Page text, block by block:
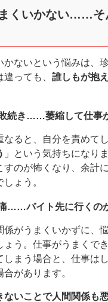
くいかない……そ
かないという悩みは、
っても、 誰しもが抱
続き……萎縮して仕事
なると、自分を責めて
」という気持ちになり
すのが怖くなり、余計
ょう。
……バイト先に行くの
係がうまくいかずに、
ょう。仕事がうまくで
しまう場合と、仕事は
があります。
ないことで人間関係も